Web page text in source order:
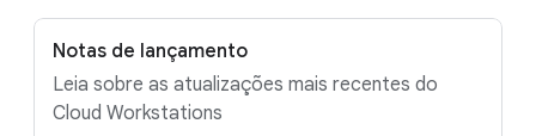
Notas de lançamento
Leia sobre as atualizações mais recentes do
Cloud Workstations